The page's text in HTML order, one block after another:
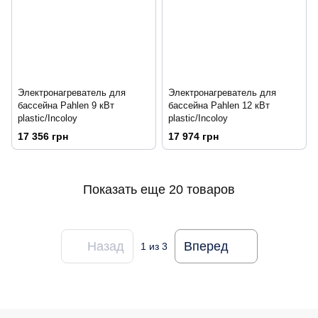
Электронагреватель для
бассейна Pahlen 9 кВт
plastic/Incoloy
17 356 грн
Электронагреватель для
бассейна Pahlen 12 кВт
plastic/Incoloy
17 974 грн
Показать еще 20 товаров
Назад 1 из 3 Вперед